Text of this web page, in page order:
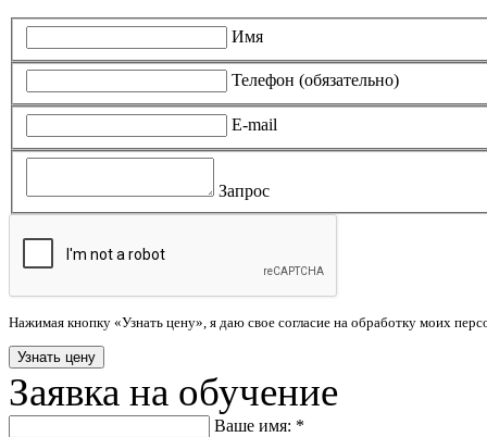
Имя
Телефон (обязательно)
E-mail
Запрос
Нажимая кнопку «Узнать цену», я даю свое согласие на обработку моих
Заявка на обучение
Ваше имя: *